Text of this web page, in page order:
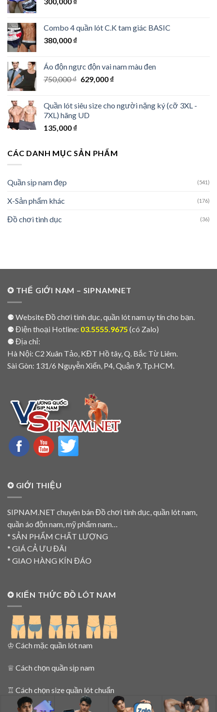
Combo 4 quần lót C.K tam giác BASIC
380,000 ₫
Áo độn ngực độn vai nam màu đen
750,000₫ Giá
750,000 ₫.
629,000 ₫Giá
là:
Quần lót siêu size cho người nặng ký (cỡ 3XL -
7XL) hãng UD
135,000 ₫
CÁC DANH MỤC SẢN PHẨM
Quần sịp nam đẹp (541)
X-Sản phẩm khác (176)
Đồ chơi tình dục (36)
✪ THẾ GIỚI NAM – SIPNAMNET
⚈ Website Đồ chơi tình dục, quần lót nam uy tín cho bạn.
⚈ Điện thoại Hotline: 03.5555.9675 (có Zalo)
⚈ Địa chỉ:
Hà Nội: C2 Xuân Tảo, KĐT Hồ tây, Q. Bắc Từ Liêm.
Sài Gòn: 131/6 Nguyễn Xiển, P4, Quận 9, Tp.HCM.
✪ GIỚI THIỆU
SIPNAM.NET chuyên bán Đồ chơi tình dục, quần lót nam,
quần áo độn nam, mỹ phẩm nam…
* SẢN PHẨM CHẤT LƯỢNG
* GIÁ CẢ ƯU ĐÃI
* GIAO HÀNG KÍN ĐÁO
✪ KIẾN THỨC ĐỒ LÓT NAM
♔ Cách mặc quần lót nam
♕ Cách chọn quần sịp nam
♖ Cách chọn size quần lót chuẩn